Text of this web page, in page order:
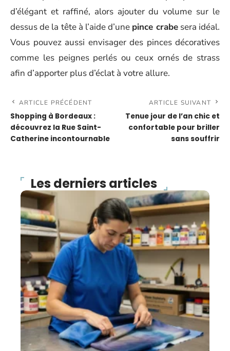
d’élégant et raffiné, alors ajouter du volume sur le
dessus de la tête à l’aide d’une pince crabesera idéal.
Vous pouvez aussi envisager des pinces décoratives
comme les peignes perlés ou ceux ornés de strass
afin d’apporter plus d’éclat à votre allure.
ARTICLE PRÉCÉDENT
Shopping à Bordeaux :
découvrez la Rue Saint-
Catherine incontournable
ARTICLE SUIVANT
Tenue jour de l’an chic et
confortable pour briller
sans souffrir
Les derniers articles